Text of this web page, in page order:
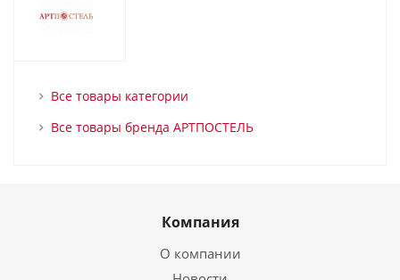
Все товары категории
Все товары бренда АРТПОСТЕЛЬ
Компания
О компании